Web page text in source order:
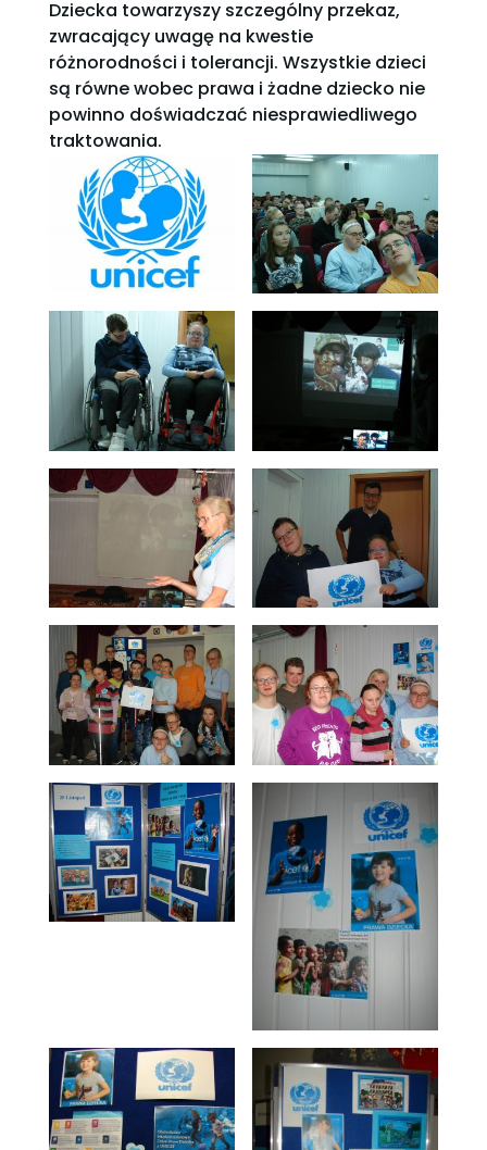
Dziecka towarzyszy szczególny przekaz,
zwracający uwagę na kwestie
różnorodności i tolerancji. Wszystkie dzieci
są równe wobec prawa i żadne dziecko nie
powinno doświadczać niesprawiedliwego
traktowania.